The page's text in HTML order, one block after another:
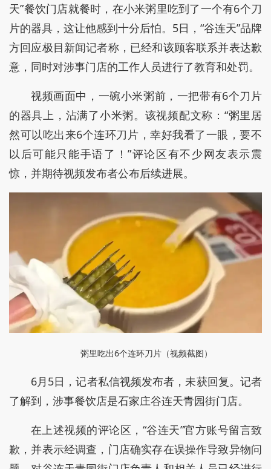
天”餐饮门店就餐时，在小米粥里吃到了一个有6个刀
片的器具，这让他感到十分后怕。5日，“谷连天”品牌
方回应极目新闻记者称，已经和该顾客联系并表达歉
意，同时对涉事门店的工作人员进行了教育和处罚。
视频画面中，一碗小米粥前，一把带有6个刀片
的器具上，沾满了小米粥。该视频配文称：“粥里居
然可以吃出来6个连环刀片，幸好我看了一眼，要不
以后可能只能手语了！”评论区有不少网友表示震
惊，并期待视频发布者公布后续进展。
粥里吃出6个连环刀片（视频截图）
6月5日，记者私信视频发布者，未获回复。记者
了解到，涉事餐饮店是石家庄谷连天青园街门店。
在上述视频的评论区，“谷连天”官方账号留言致
歉，并表示经调查，门店确实存在误操作导致异物问